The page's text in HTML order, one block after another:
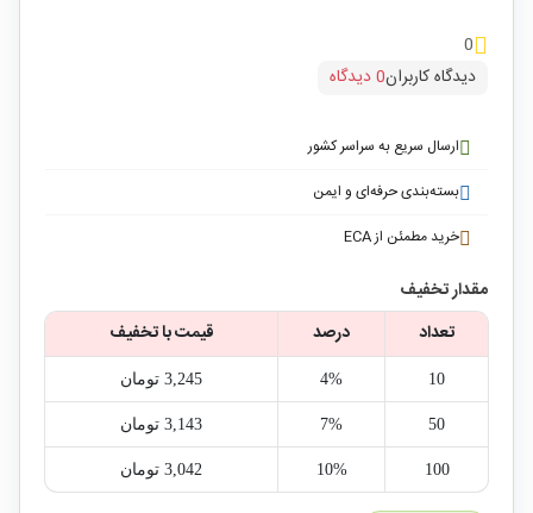
0
دیدگاه کاربران0 دیدگاه
ارسال سریع به سراسر کشور
بسته‌بندی حرفه‌ای و ایمن
خرید مطمئن از ECA
مقدار تخفیف
تعداد
درصد قیمت با تخفیف
10
4% 3,245‎ تومان
50
7% 3,143‎ تومان
100
10% 3,042‎ تومان